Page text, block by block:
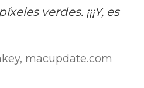
verdes. ¡¡¡Y, es
macupdate.com